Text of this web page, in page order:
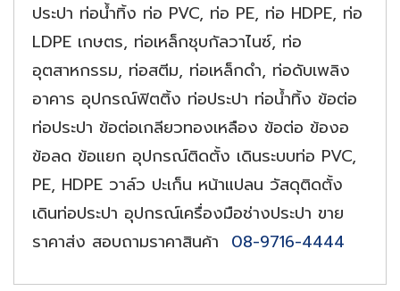
ประปา ท่อน้ำทิ้ง ท่อ PVC, ท่อ PE, ท่อ HDPE, ท่อ
LDPE เกษตร, ท่อเหล็กชุบกัลวาไนซ์, ท่อ
อุตสาหกรรม, ท่อสตีม, ท่อเหล็กดำ, ท่อดับเพลิง
อาคาร อุปกรณ์ฟิตติ้ง ท่อประปา ท่อน้ำทิ้ง ข้อต่อ
ท่อประปา ข้อต่อเกลียวทองเหลือง ข้อต่อ ข้องอ
ข้อลด ข้อแยก อุปกรณ์ติดตั้ง เดินระบบท่อ PVC,
PE, HDPE วาล์ว ปะเก็น หน้าแปลน วัสดุติดตั้ง
เดินท่อประปา อุปกรณ์เครื่องมือช่างประปา ขาย
ราคาส่ง สอบถามราคาสินค้า 08-9716-4444